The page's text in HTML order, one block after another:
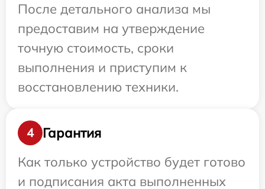
После детального анализа мы
предоставим на утверждение
точную стоимость, сроки
выполнения и приступим к
восстановлению техники.
4
Гарантия
Как только устройство будет готово
и подписания акта выполненных